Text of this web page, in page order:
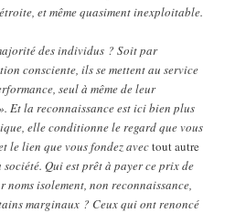
et même quasiment inexploitable.
des individus ? Soit par
consciente, ils se mettent au service
seul à même de leur
Et la reconnaissance est ici bien plus
elle conditionne le regard que vous
le lien que vous fondez avectout autre
société. Qui est prêt à payer ce prix de
noms isolement, non reconnaissance,
marginaux ? Ceux qui ont renoncé